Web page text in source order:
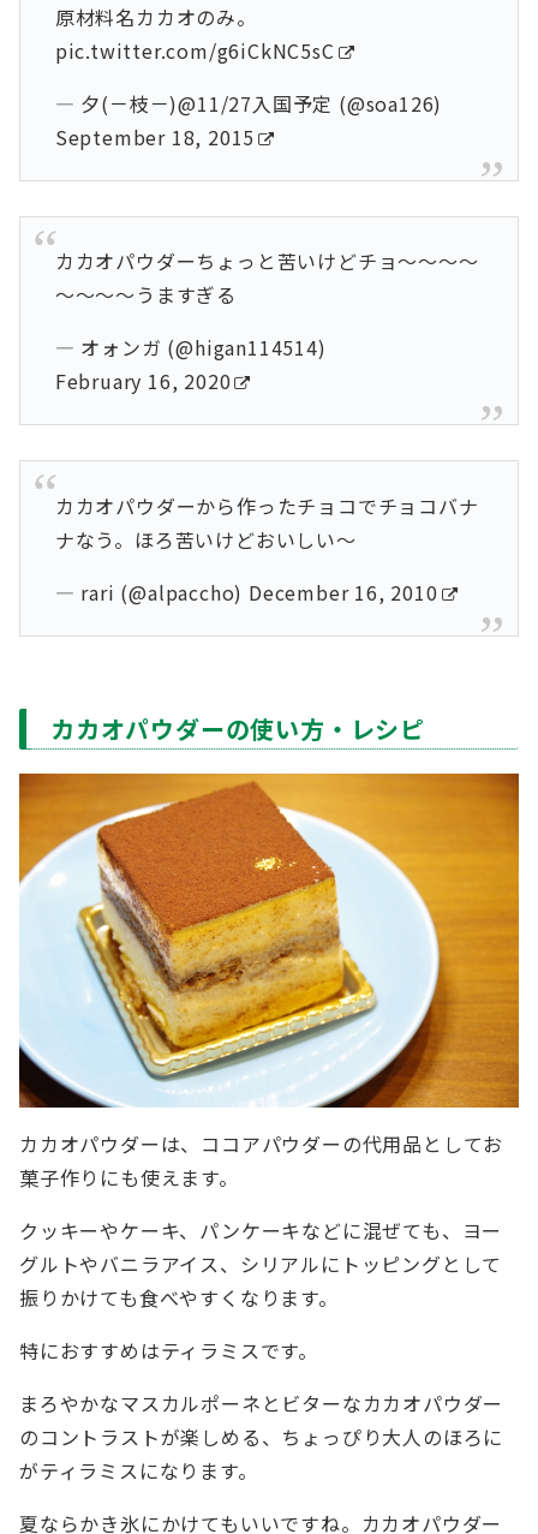
原材料名カカオのみ。
pic.twitter.com/g6iCkNC5sC
— 夕(－枝－)@11/27入国予定 (@soa126)
September 18, 2015
カカオパウダーちょっと苦いけどチョ～～～～
～～～～うますぎる
— オォンガ (@higan114514)
February 16, 2020
カカオパウダーから作ったチョコでチョコバナ
ナなう。ほろ苦いけどおいしい〜
— rari (@alpaccho) December 16, 2010
カカオパウダーの使い方・レシピ
カカオパウダーは、ココアパウダーの代用品としてお
菓子作りにも使えます。
クッキーやケーキ、パンケーキなどに混ぜても、ヨー
グルトやバニラアイス、シリアルにトッピングとして
振りかけても食べやすくなります。
特におすすめはティラミスです。
まろやかなマスカルポーネとビターなカカオパウダー
のコントラストが楽しめる、ちょっぴり大人のほろに
がティラミスになります。
夏ならかき氷にかけてもいいですね。カカオパウダー